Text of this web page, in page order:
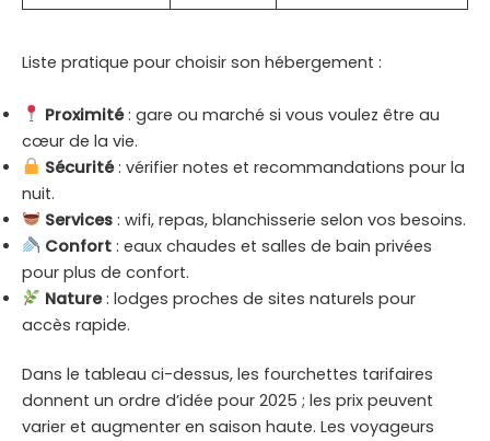
Liste pratique pour choisir son hébergement :
Proximité: gare ou marché si vous voulez être au
cœur de la vie.
Sécurité: vérifier notes et recommandations pour la
nuit.
Services: wifi, repas, blanchisserie selon vos besoins.
Confort: eaux chaudes et salles de bain privées
pour plus de confort.
Nature: lodges proches de sites naturels pour
accès rapide.
Dans le tableau ci-dessus, les fourchettes tarifaires
donnent un ordre d’idée pour 2025 ; les prix peuvent
varier et augmenter en saison haute. Les voyageurs